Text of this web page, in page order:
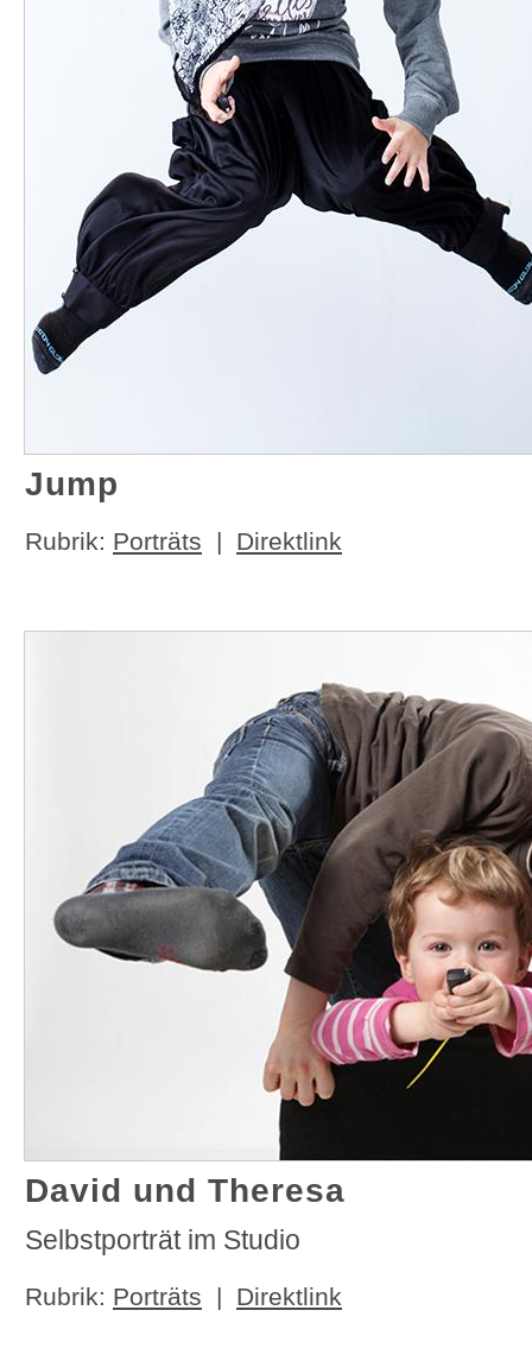
Jump
Rubrik: Porträts | Direktlink
David und Theresa
Selbstporträt im Studio
Rubrik: Porträts | Direktlink